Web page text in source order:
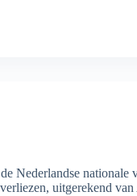
Nederlandse nationale
uitgerekend